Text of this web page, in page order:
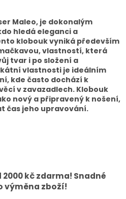
Maleo, je dokonalým
hledá eleganci a
klobouk vyniká především
vlastností, která
tvar i po složení a
vlastnosti je ideálním
kde často dochází k
v zavazadlech. Klobouk
nový a připravený k nošení,
čas jeho upravování.
kč zdarma! Snadné
výměna zboží!